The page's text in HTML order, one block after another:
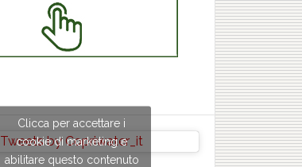
Tweets by Copriwater_it
Clicca per accettare i
cookie di marketing e
abilitare questo contenuto